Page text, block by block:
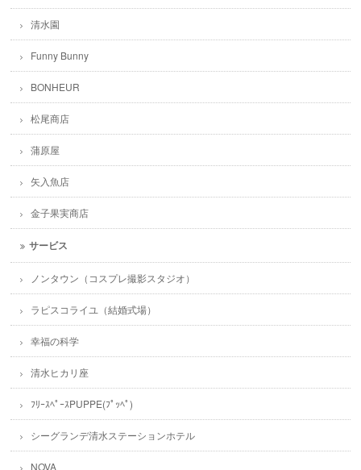
清水園
Funny Bunny
BONHEUR
松尾商店
蒲原屋
矢入魚店
金子果実商店
サービス
ノンタウン（コスプレ撮影スタジオ）
ラピスコライユ（結婚式場）
幸福の科学
清水ヒカリ座
ﾌﾘｰｽﾍﾟｰｽPUPPE(ﾌﾟｯﾍﾟ)
シーグランデ清水ステーションホテル
NOVA